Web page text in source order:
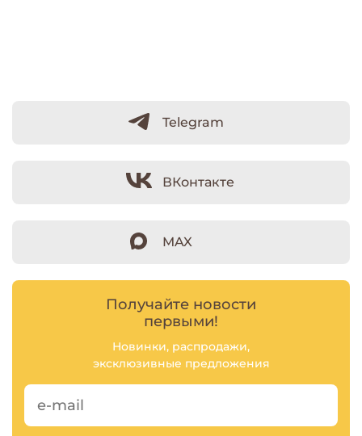
Telegram
ВКонтакте
MAX
Получайте новости
первыми!
Новинки, распродажи,
эксклюзивные предложения